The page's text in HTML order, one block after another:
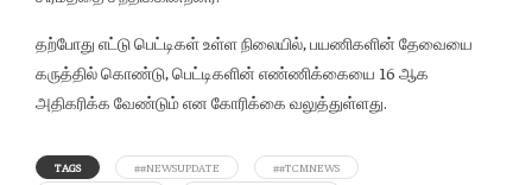
தற்போது எட்டு பெட்டிகள் உள்ள நிலையில், பயணிகளின் தேவையை
கருத்தில் கொண்டு, பெட்டிகளின் எண்ணிக்கையை 16 ஆக
அதிகரிக்க வேண்டும் என கோரிக்கை வலுத்துள்ளது.
TAGS ##NEWSUPDATE
##TCMNEWS